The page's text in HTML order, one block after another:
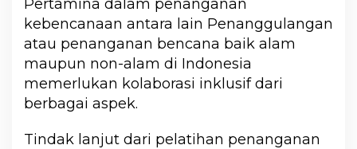
Pertamina dalam penanganan
kebencanaan antara lain Penanggulangan
atau penanganan bencana baik alam
maupun non-alam di Indonesia
memerlukan kolaborasi inklusif dari
berbagai aspek.
Tindak lanjut dari pelatihan penanganan